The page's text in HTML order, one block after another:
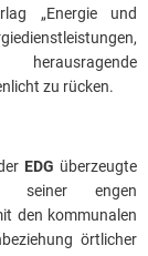
„Energie und
zu rücken.
EDG überzeugte
engen
den kommunalen
örtlicher